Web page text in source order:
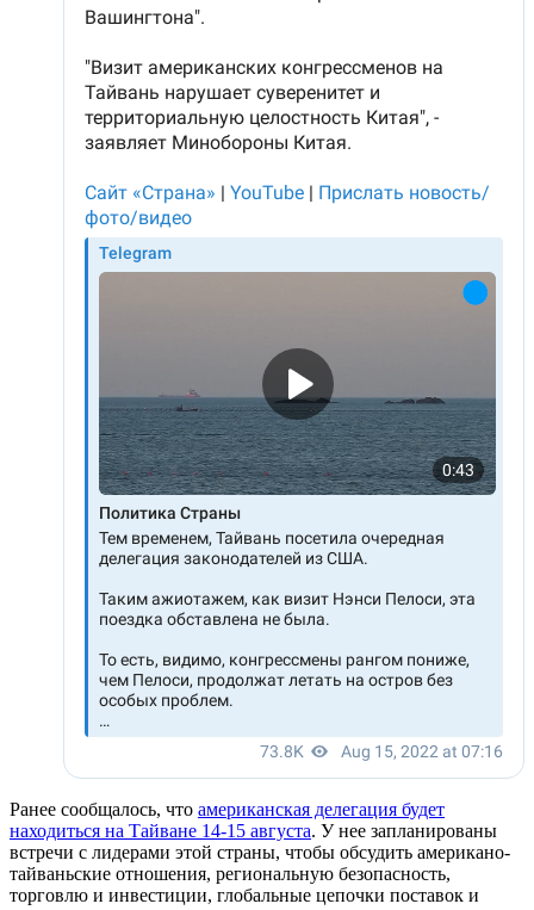
Ранее сообщалось, что американская делегация будет
находиться на Тайване 14-15 августа. У нее запланированы
встречи с лидерами этой страны, чтобы обсудить американо-
тайваньские отношения, региональную безопасность,
торговлю и инвестиции, глобальные цепочки поставок и